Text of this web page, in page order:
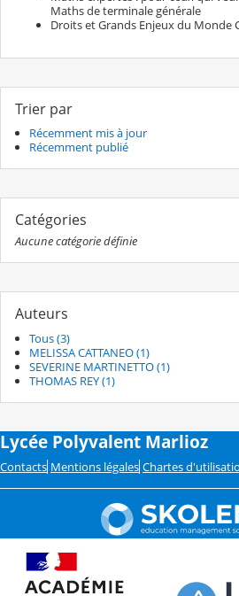
Maths de terminale générale
Droits et Grands Enjeux du Monde
Trier par
Récemment mis à jour
Récemment publié
Catégories
Aucune catégorie définie
Auteurs
Tous (3)
MELISSA CATTANEO (1)
SEVERINE MARTINETTO (1)
THOMAS REY (1)
Lycée Polyvalent Marlioz
Contacts Mentions légales Chartes